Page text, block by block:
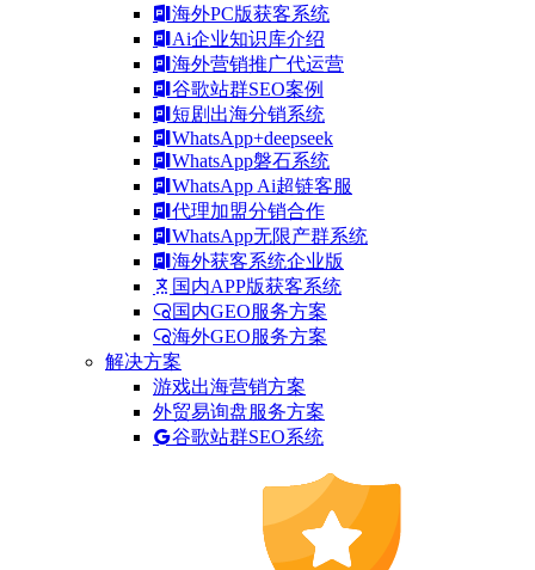
海外PC版获客系统
Ai企业知识库介绍
海外营销推广代运营
谷歌站群SEO案例
短剧出海分销系统
WhatsApp+deepseek
WhatsApp磐石系统
WhatsApp Ai超链客服
代理加盟分销合作
WhatsApp无限产群系统
海外获客系统企业版
国内APP版获客系统
国内GEO服务方案
海外GEO服务方案
解决方案
游戏出海营销方案
外贸易询盘服务方案
谷歌站群SEO系统